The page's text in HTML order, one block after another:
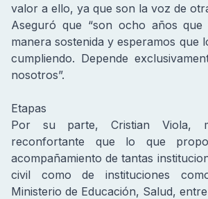
valor a ello, ya que son la voz de
Aseguró que “son ocho años
manera sostenida y esperamos que
cumpliendo. Depende
nosotros”.
Etapas
Por su parte, Cristian Viola,
reconfortante que lo que
acompañamiento de tantas
civil como de instituciones
Ministerio de Educación, Salud, entre